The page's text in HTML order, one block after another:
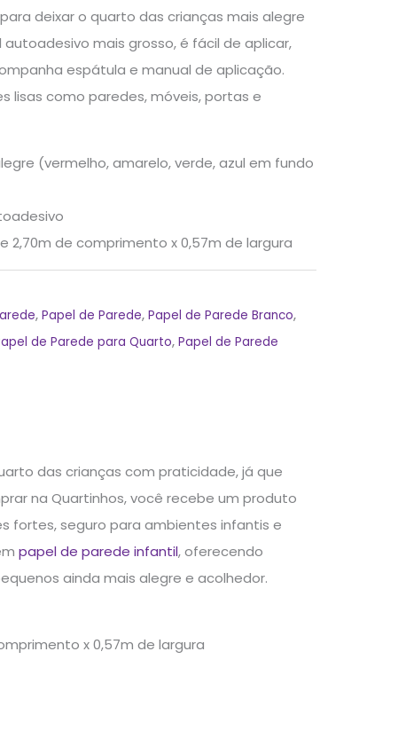
deixar o quarto das crianças mais alegre
autoadesivo mais grosso, é fácil de aplicar,
espátula e manual de aplicação.
lisas como paredes, móveis, portas e
(vermelho, amarelo, verde, azul em fundo
2,70m de comprimento x 0,57m de largura
,Papel de Parede,Papel de Parede Branco,
de Parede para Quarto,Papel de Parede
das crianças com praticidade, já que
na Quartinhos, você recebe um produto
fortes, seguro para ambientes infantis e
papel de parede infantil, oferecendo
ainda mais alegre e acolhedor.
x 0,57m de largura